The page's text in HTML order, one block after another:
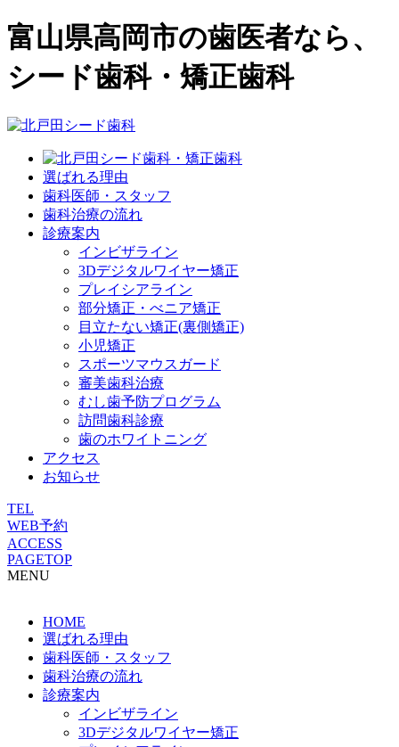
富山県高岡市の歯医者なら、
シード歯科・矯正歯科
選ばれる理由
歯科医師・スタッフ
歯科治療の流れ
診療案内
インビザライン
3Dデジタルワイヤー矯正
プレイシアライン
部分矯正・べニア矯正
目立たない矯正(裏側矯正)
小児矯正
スポーツマウスガード
審美歯科治療
むし歯予防プログラム
訪問歯科診療
歯のホワイトニング
アクセス
お知らせ
TEL
WEB予約
ACCESS
PAGETOP
MENU
HOME
選ばれる理由
歯科医師・スタッフ
歯科治療の流れ
診療案内
インビザライン
3Dデジタルワイヤー矯正